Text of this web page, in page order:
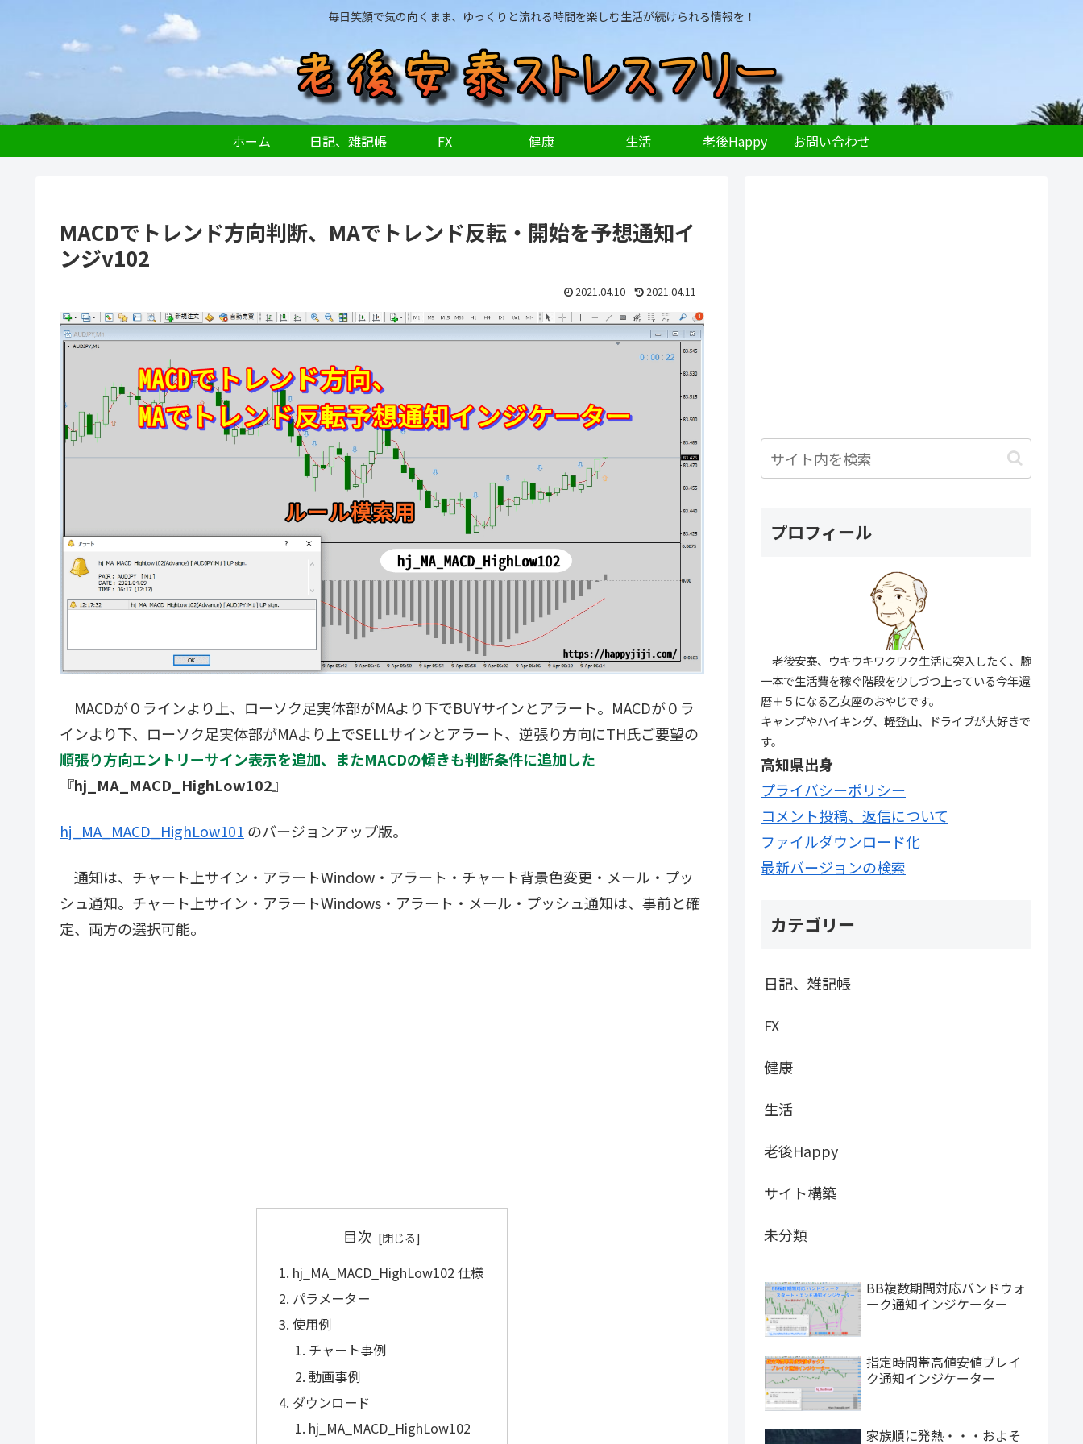
毎日笑顔で気の向くまま、ゆっくりと流れる時間を楽しむ生活が続けられる情報を！
ホーム 日記、雑記帳 FX 健康 生活 老後Happy お問い合わせ
MACDでトレンド方向判断、MAでトレンド反転・開始を予想通知イ
ンジv102
2021.04.10 2021.04.11
MACDが０ラインより上、ローソク足実体部がMAより下でBUYサインとアラート。MACDが０ラ
インより下、ローソク足実体部がMAより上でSELLサインとアラート、逆張り方向にTH氏ご要望の
順張り方向エントリーサイン表示を追加、またMACDの傾きも判断条件に追加した
『hj_MA_MACD_HighLow102』
hj_MA_MACD_HighLow101 のバージョンアップ版。
通知は、チャート上サイン・アラートWindow・アラート・チャート背景色変更・メール・プッ
シュ通知。チャート上サイン・アラートWindows・アラート・メール・プッシュ通知は、事前と確
定、両方の選択可能。
目次
hj_MA_MACD_HighLow102 仕様
パラメーター
使用例
チャート事例
動画事例
ダウンロード
hj_MA_MACD_HighLow102
プロフィール
老後安泰、ウキウキワクワク生活に突入したく、腕
一本で生活費を稼ぐ階段を少しづつ上っている今年還
暦＋５になる乙女座のおやじです。
キャンプやハイキング、軽登山、ドライブが大好きで
す。
高知県出身
プライバシーポリシー
コメント投稿、返信について
ファイルダウンロード化
最新バージョンの検索
カテゴリー
日記、雑記帳
FX
健康
生活
老後Happy
サイト構築
未分類
BB複数期間対応バンドウォ
ーク通知インジケーター
指定時間帯高値安値ブレイ
ク通知インジケーター
家族順に発熱・・・およそ